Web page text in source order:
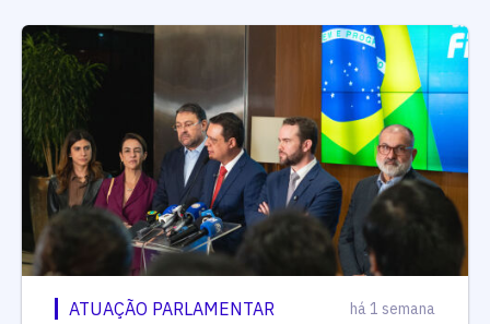
ATUAÇÃO PARLAMENTAR há 1 semana